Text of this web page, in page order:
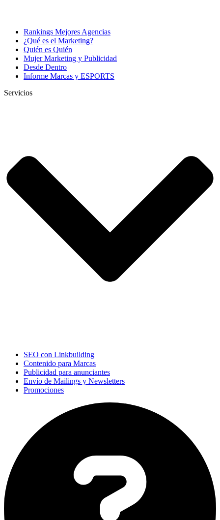
Rankings Mejores Agencias
¿Qué es el Marketing?
Quién es Quién
Mujer Marketing y Publicidad
Desde Dentro
Informe Marcas y ESPORTS
Servicios
SEO con Linkbuilding
Contenido para Marcas
Publicidad para anunciantes
Envío de Mailings y Newsletters
Promociones